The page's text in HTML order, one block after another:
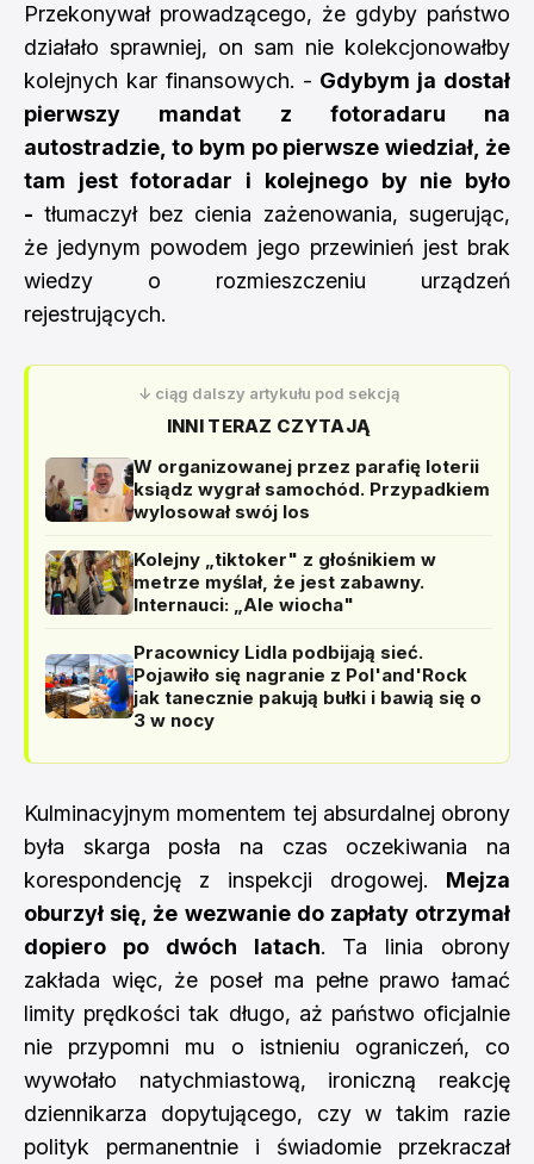
Przekonywał prowadzącego, że gdyby państwo
działało sprawniej, on sam nie kolekcjonowałby
kolejnych kar finansowych. - Gdybym ja dostał
pierwszy mandat z fotoradaru na
autostradzie, to bym po pierwsze wiedział, że
tam jest fotoradar i kolejnego by nie było
- tłumaczył bez cienia zażenowania, sugerując,
że jedynym powodem jego przewinień jest brak
wiedzy o rozmieszczeniu urządzeń
rejestrujących.
↓ ciąg dalszy artykułu pod sekcją
INNI TERAZ CZYTAJĄ
W organizowanej przez parafię loterii
ksiądz wygrał samochód. Przypadkiem
wylosował swój los
Kolejny „tiktoker" z głośnikiem w
metrze myślał, że jest zabawny.
Internauci: „Ale wiocha"
Pracownicy Lidla podbijają sieć.
Pojawiło się nagranie z Pol'and'Rock
jak tanecznie pakują bułki i bawią się o
3 w nocy
Kulminacyjnym momentem tej absurdalnej obrony
była skarga posła na czas oczekiwania na
korespondencję z inspekcji drogowej. Mejza
oburzył się, że wezwanie do zapłaty otrzymał
dopiero po dwóch latach. Ta linia obrony
zakłada więc, że poseł ma pełne prawo łamać
limity prędkości tak długo, aż państwo oficjalnie
nie przypomni mu o istnieniu ograniczeń, co
wywołało natychmiastową, ironiczną reakcję
dziennikarza dopytującego, czy w takim razie
polityk permanentnie i świadomie przekraczał